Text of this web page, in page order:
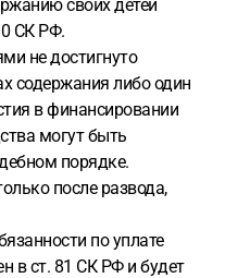
своих детей
СК РФ.
не достигнуто
содержания либо один
в финансировании
могут быть
порядке.
после развода,
по уплате
в ст. 81 СК РФ и будет